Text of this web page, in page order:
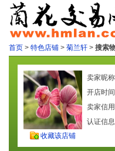
首页 > 特色店铺 > 菊兰轩 > 搜索
收藏该店铺
卖家昵称
开店时
卖家信用
认证信息